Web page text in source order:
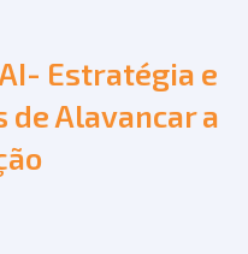
Estratégia e
de Alavancar a